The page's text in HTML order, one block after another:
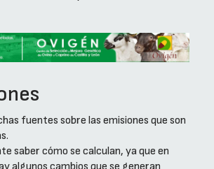
fuentes sobre las emisiones que son
saber cómo se calculan, ya que en